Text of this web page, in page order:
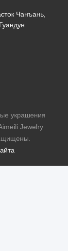
Чанъань,
украшения
Jewelry